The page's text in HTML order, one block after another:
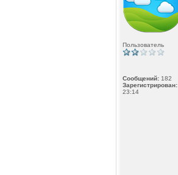
Пользователь
Сообщений: 182
Зарегистрирован:
23:14